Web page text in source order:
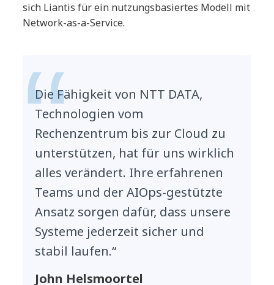
sich Liantis für ein nutzungsbasiertes Modell mit
Network-as-a-Service.
Die Fähigkeit von NTT DATA,
Technologien vom
Rechenzentrum bis zur Cloud zu
unterstützen, hat für uns wirklich
alles verändert. Ihre erfahrenen
Teams und der AIOps-gestützte
Ansatz sorgen dafür, dass unsere
Systeme jederzeit sicher und
stabil laufen.“
John Helsmoortel